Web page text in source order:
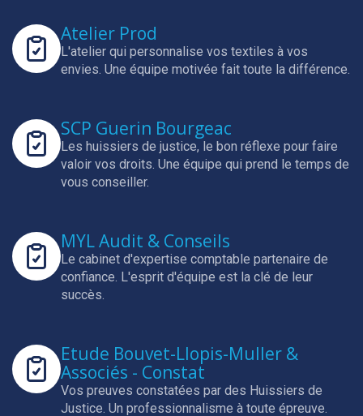
Atelier Prod
L'atelier qui personnalise vos textiles à vos
envies. Une équipe motivée fait toute la différence.
SCP Guerin Bourgeac
Les huissiers de justice, le bon réflexe pour faire
valoir vos droits. Une équipe qui prend le temps de
vous conseiller.
MYL Audit & Conseils
Le cabinet d'expertise comptable partenaire de
confiance. L'esprit d'équipe est la clé de leur
succès.
Etude Bouvet-Llopis-Muller &
Associés - Constat
Vos preuves constatées par des Huissiers de
Justice. Un professionnalisme à toute épreuve.